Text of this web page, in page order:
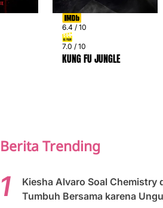
6.4 / 10
7.0 / 10
KUNG FU JUNGLE
Berita Trending
Kiesha Alvaro Soal Chemistry
Tumbuh Bersama karena Ungu